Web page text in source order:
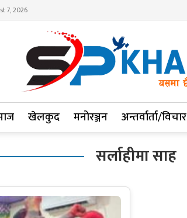
7, 2026
खेलकुद मनोरञ्जन अन्तर्वार्ता/विचार
सर्लाहीमा साह